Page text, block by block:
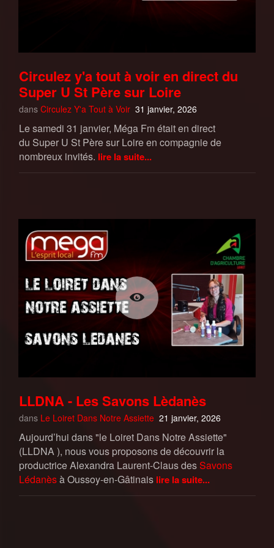
Circulez y'a tout à voir en direct du
Super U St Père sur Loire
dans Circulez Y'a Tout à Voir 31 janvier, 2026
Le samedi 31 janvier, Méga Fm était en direct
du Super U St Père sur Loire en compagnie de
nombreux invités. lire la suite...
LLDNA - Les Savons Lèdanès
dans Le Loiret Dans Notre Assiette 21 janvier, 2026
Aujourd’hui dans "le Loiret Dans Notre Assiette"
(LLDNA ), nous vous proposons de découvrir la
productrice Alexandra Laurent-Claus desSavons
Lédanèsà Oussoy-en-Gâtinais lire la suite...